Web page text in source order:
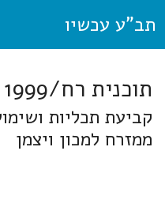
תב"ע עכשיו
תוכנית רח/1999 רחובות
קביעת תכליות
ממזרח למכון ויצמן